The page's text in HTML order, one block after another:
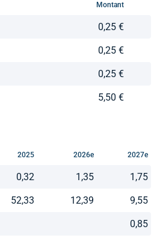
Montant
0,25 €
0,25 €
0,25 €
5,50 €
2025 2026e 2027e
0,32 1,35 1,75
52,33 12,39 9,55
0,85